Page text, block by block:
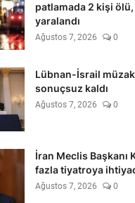
patlamada 2 kişi ölü,
yaralandı
Ağustos 7, 2026 0
Lübnan-İsrail
sonuçsuz kaldı
Ağustos 7, 2026 0
İran Meclis Başkanı
fazla tiyatroya
Ağustos 7, 2026 0